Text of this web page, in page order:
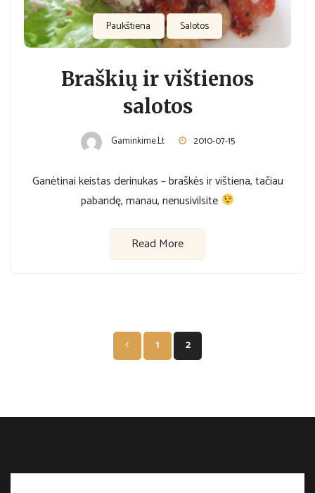
Paukštiena Salotos
Braškių ir vištienos
salotos
Gaminkime.lt 2010-07-15
Ganėtinai keistas derinukas – braškės ir vištiena, tačiau
pabandę, manau, nenusivilsite
Read More
Įrašų
1 2